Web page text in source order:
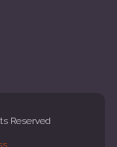
Reserved